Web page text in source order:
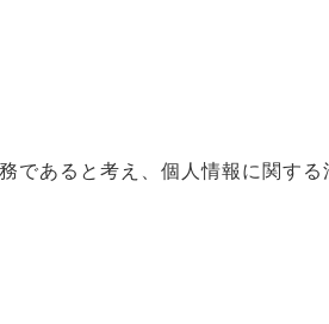
あると考え、個人情報に関す